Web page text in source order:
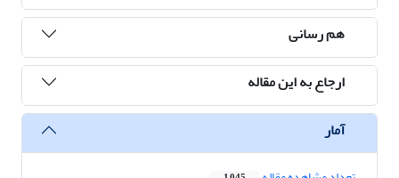
هم رسانی
ارجاع به این مقاله
آمار